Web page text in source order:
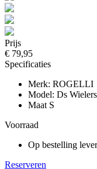
Prijs
€ 79,95
Specificaties
Merk: ROGELLI
Model: Ds
Maat S
Voorraad
Op bestelling
Reserveren